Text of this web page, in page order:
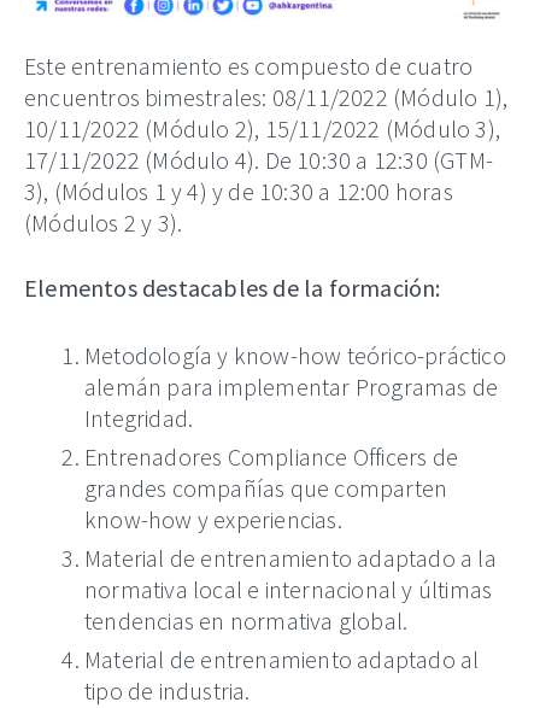
Este entrenamiento es compuesto de cuatro
encuentros bimestrales: 08/11/2022 (Módulo 1),
10/11/2022 (Módulo 2), 15/11/2022 (Módulo 3),
17/11/2022 (Módulo 4). De 10:30 a 12:30 (GTM-
3), (Módulos 1 y 4) y de 10:30 a 12:00 horas
(Módulos 2 y 3).
Elementos destacables de la formación:
Metodología y know-how teórico-práctico
alemán para implementar Programas de
Integridad.
Entrenadores Compliance Officers de
grandes compañías que comparten
know-how y experiencias.
Material de entrenamiento adaptado a la
normativa local e internacional y últimas
tendencias en normativa global.
Material de entrenamiento adaptado al
tipo de industria.